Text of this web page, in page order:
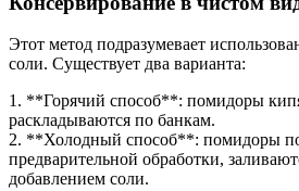
Этот метод подразумевает
соли. Существует два варианта:
1. **Горячий способ**: помидоры
раскладываются по банкам.
2. **Холодный способ**: помидоры
предварительной обработки,
добавлением соли.